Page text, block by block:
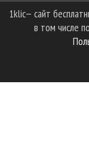
1klic— сайт
в том числе